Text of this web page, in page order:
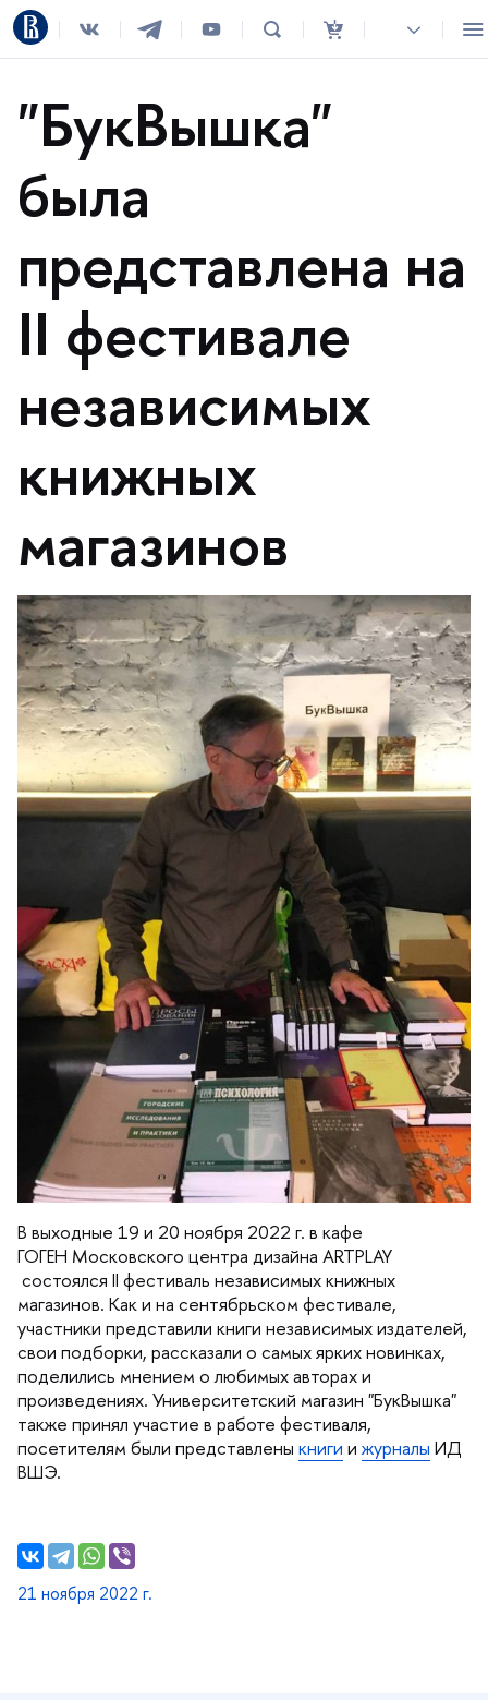
"БукВышка"
ыла
представлена на
II фестивале
независимых
книжных
магазино
ыходные 19 и 20 ноября 2022 г. в кафе
ГОГЕН Московского центра дизайна ARTPLAY
состоялся II фестиваль независимых книжных
магазинов. Как и на сентябрьском фестивале,
участники представили книги независимых издателей,
свои подборки, рассказали о самых ярких новинках,
поделились мнением о любимых авторах и
произведениях. Университетский магазин "БукВышка"
также принял участие в работе фестиваля,
посетителям были представлены книги и журналы ИД
ШЭ.
21 ноября 2022 г.